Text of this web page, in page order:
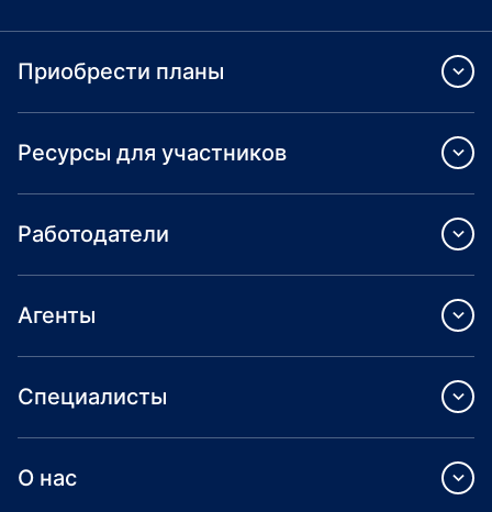
Приобрести планы
Ресурсы для участников
Работодатели
Агенты
Специалисты
О нас